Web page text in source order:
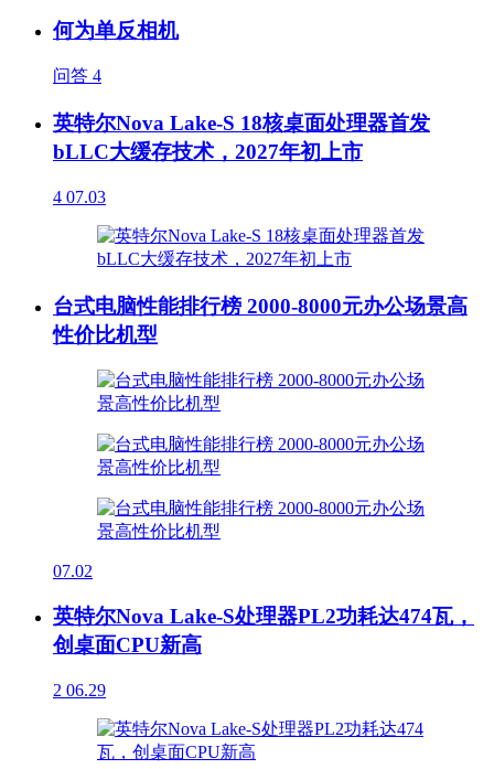
何为单反相机
问答 4
英特尔Nova Lake-S 18核桌面处理器首发
bLLC大缓存技术，2027年初上市
4 07.03
台式电脑性能排行榜 2000-8000元办公场景高
性价比机型
07.02
英特尔Nova Lake-S处理器PL2功耗达474瓦，
创桌面CPU新高
2 06.29